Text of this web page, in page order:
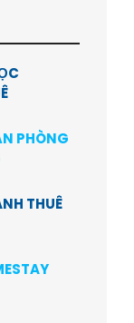
PHÒNG
THUÊ